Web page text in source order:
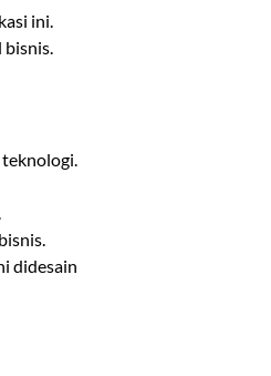
ini.
bisnis.
didesain